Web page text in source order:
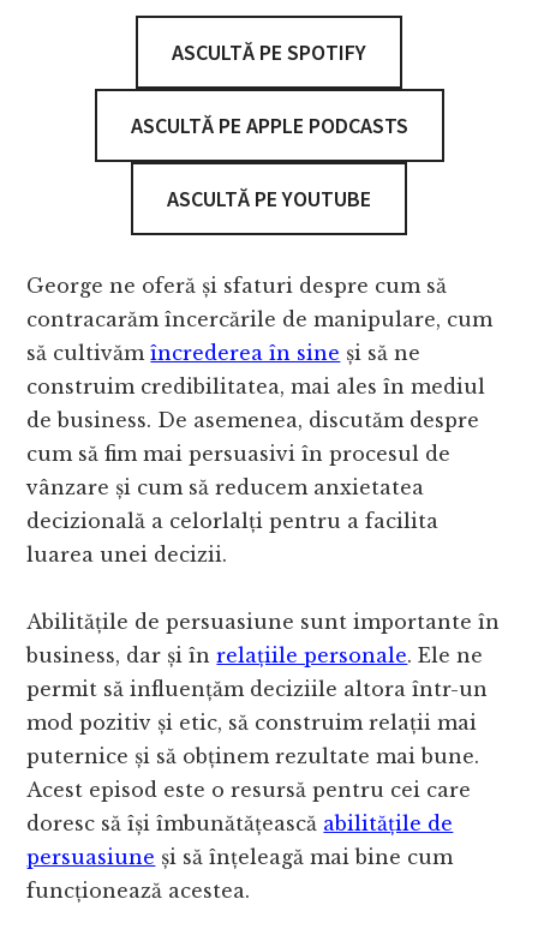
ASCULTĂ PE SPOTIFY
ASCULTĂ PE APPLE PODCASTS
ASCULTĂ PE YOUTUBE
George ne oferă și sfaturi despre cum să
contracarăm încercările de manipulare, cum
să cultivămîncrederea în sine și să ne
construim credibilitatea, mai ales în mediul
de business. De asemenea, discutăm despre
cum să fim mai persuasivi în procesul de
vânzare și cum să reducem anxietatea
decizională a celorlalți pentru a facilita
luarea unei decizii.
Abilitățile de persuasiune sunt importante în
business, dar și înrelațiile personale. Ele ne
permit să influențăm deciziile altora într-un
mod pozitiv și etic, să construim relații mai
puternice și să obținem rezultate mai bune.
Acest episod este o resursă pentru cei care
doresc să își îmbunătățească abilitățile de
persuasiune și să înțeleagă mai bine cum
funcționează acestea.